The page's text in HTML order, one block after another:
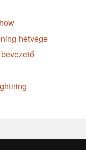
hétvége